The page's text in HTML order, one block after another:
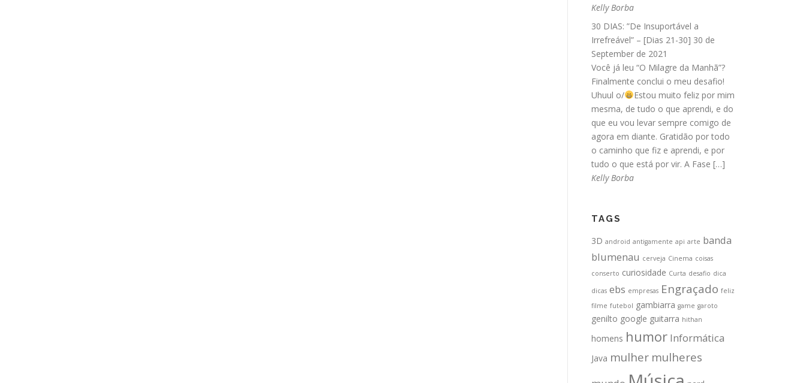
Kelly Borba
30 DIAS: ”De Insuportável a
Irrefreável” – [Dias 21-30] 30 de
September de 2021
Você já leu “O Milagre da Manhã”?
Finalmente conclui o meu desafio!
Uhuul o/
Estou muito feliz por mim
mesma, de tudo o que aprendi, e do
que eu vou levar sempre comigo de
agora em diante. Gratidão por todo
o caminho que fiz e aprendi, e por
tudo o que está por vir. A Fase […]
Kelly Borba
TAGS
3D android antigamente api arte banda
blumenau cerveja Cinema coisas
conserto curiosidade Curta desafio dica
dicas ebs empresas Engraçado feliz
filme futebol gambiarra game garoto
genilto google guitarra hithan
homens humor Informática
Java mulher mulheres